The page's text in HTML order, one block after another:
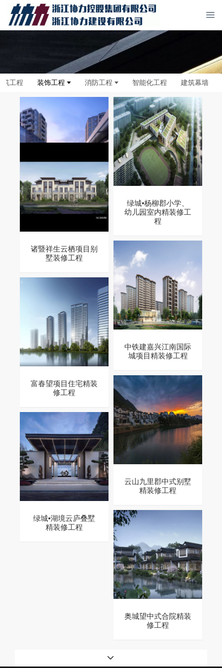
筑工程 装饰工程 消防工程 智能化工程 建筑幕墙
地铁绿城杨柳郡四期
室内精装修工程
绿城•杨柳郡小学、
幼儿园室内精装修工
程
诸暨祥生云栖项目别
墅装修工程
中铁建嘉兴江南国际
城项目精装修工程
富春望项目住宅精装
修工程
云山九里郡中式别墅
精装修工程
绿城•湖境云庐叠墅
精装修工程
奥城望中式合院精装
修工程